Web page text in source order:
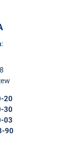
20
30
03
90